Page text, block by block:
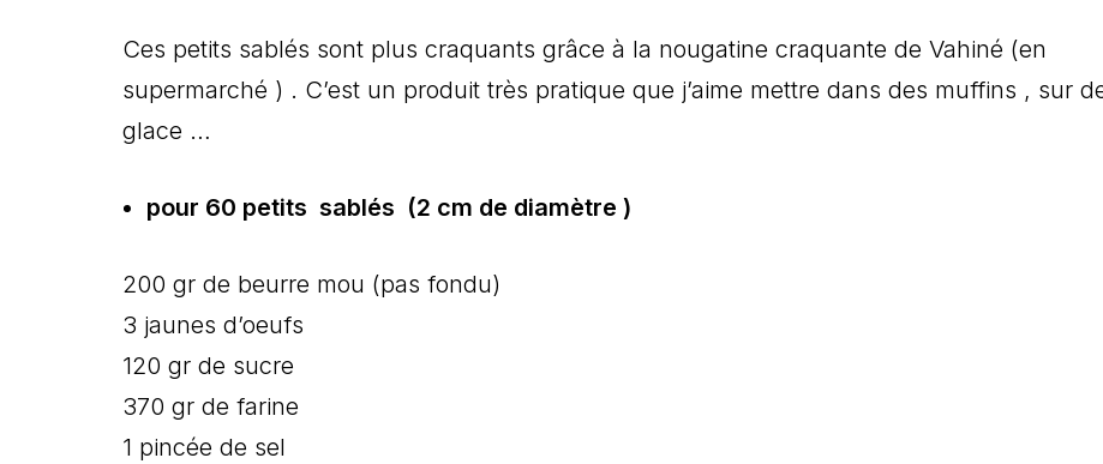
Ces petits sablés sont plus craquants grâce à la nougatine craquante de Vahiné (en
supermarché ) . C’est un produit très pratique que j’aime mettre dans des muffins , sur
glace …
pour 60 petits sablés (2 cm de diamètre )
200 gr de beurre mou (pas fondu)
3 jaunes dʼoeufs
120 gr de sucre
370 gr de farine
1 pincée de sel